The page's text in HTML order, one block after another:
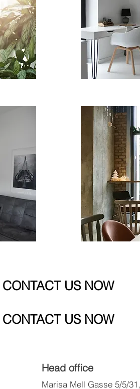
CONTACT US NOW
CONTACT US NOW
Head office
Marisa Mell Gasse 5/5/31,